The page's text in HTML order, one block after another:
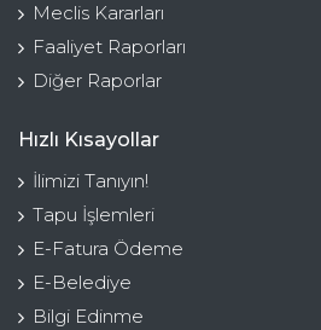
Meclis Kararları
Faaliyet Raporları
Diğer Raporlar
Hızlı Kısayollar
İlimizi Tanıyın!
Tapu İşlemleri
E-Fatura Ödeme
E-Belediye
Bilgi Edinme